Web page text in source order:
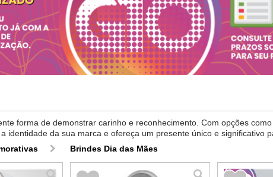
forma de demonstrar carinho e reconhecimento. Com opções
identidade da sua marca e ofereça um presente único e significativo
Brindes Dia das Mães